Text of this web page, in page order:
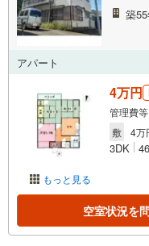
築
アパート
もっと見る
4万円
管理費
敷
4万
3DK
空室状況を